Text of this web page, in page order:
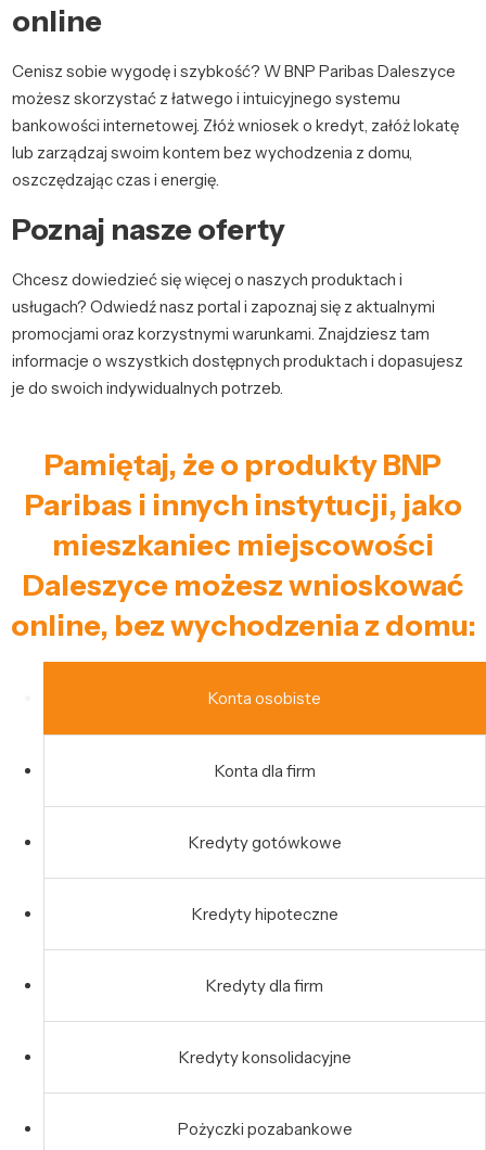
online
Cenisz sobie wygodę i szybkość? W BNP Paribas Daleszyce
możesz skorzystać z łatwego i intuicyjnego systemu
bankowości internetowej. Złóż wniosek o kredyt, załóż lokatę
lub zarządzaj swoim kontem bez wychodzenia z domu,
oszczędzając czas i energię.
Poznaj nasze oferty
Chcesz dowiedzieć się więcej o naszych produktach i
usługach? Odwiedź nasz portal i zapoznaj się z aktualnymi
promocjami oraz korzystnymi warunkami. Znajdziesz tam
informacje o wszystkich dostępnych produktach i dopasujesz
je do swoich indywidualnych potrzeb.
Pamiętaj, że o produkty BNP
Paribas i innych instytucji, jako
mieszkaniec miejscowości
Daleszyce możesz wnioskować
online, bez wychodzenia z domu:
Konta osobiste
Konta dla firm
Kredyty gotówkowe
Kredyty hipoteczne
Kredyty dla firm
Kredyty konsolidacyjne
Pożyczki pozabankowe